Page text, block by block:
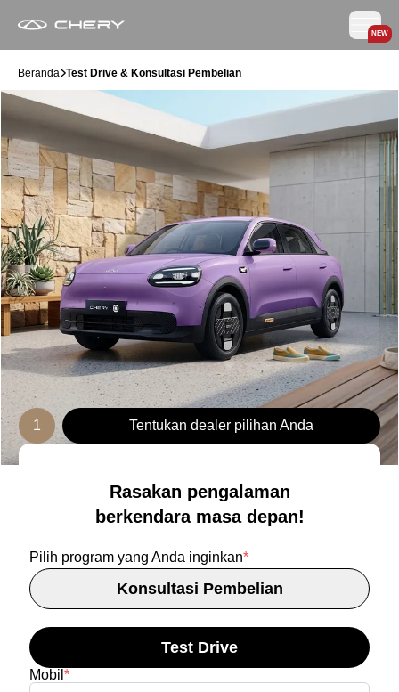
NEW
Beranda Test Drive & Konsultasi Pembelian
1 Tentukan dealer pilihan Anda
Rasakan pengalaman
berkendara masa depan!
Pilih program yang Anda inginkan*
Konsultasi Pembelian
Test Drive
Mobil *